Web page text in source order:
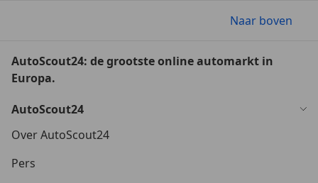
Naar boven
AutoScout24: de grootste online automarkt in
Europa.
AutoScout24
Over AutoScout24
Pers